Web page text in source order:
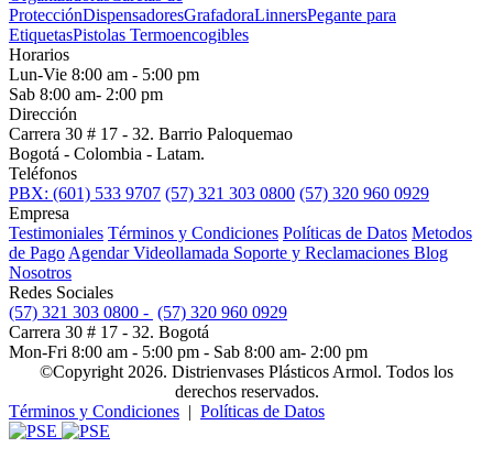
ProtecciónDispensadoresGrafadoraLinnersPegante para
EtiquetasPistolas Termoencogibles
Horarios
Lun-Vie 8:00 am - 5:00 pm
Sab 8:00 am- 2:00 pm
Dirección
Carrera 30 # 17 - 32. Barrio Paloquemao
Bogotá - Colombia - Latam.
Teléfonos
PBX: (601) 533 9707 (57) 321 303 0800 (57) 320 960 0929
Empresa
Testimoniales Términos y Condiciones Políticas de Datos Metodos
de Pago Agendar Videollamada Soporte y Reclamaciones Blog
Nosotros
Redes Sociales
(57) 321 303 0800 - (57) 320 960 0929
Carrera 30 # 17 - 32. Bogotá
Mon-Fri 8:00 am - 5:00 pm - Sab 8:00 am- 2:00 pm
©Copyright 2026. Distrienvases Plásticos Armol. Todos los
derechos reservados.
Términos y Condiciones | Políticas de Datos